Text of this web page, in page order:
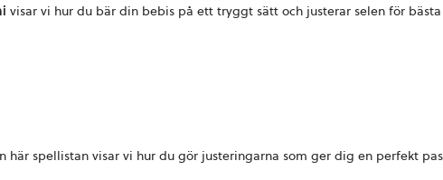
visar vi hur du bär din bebis på ett tryggt sätt och justerar selen för
spellistan visar vi hur du gör justeringarna som ger dig en perfekt